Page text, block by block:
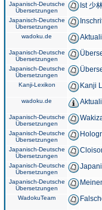
Japanisch-Deutsche
Übersetzungen
Ist 少
Japanisch-Deutsche
Übersetzungen
wadoku.de
Japanisch-Deutsche
Übersetzungen
Japanisch-Deutsche
Übersetzungen
Kanji-Lexikon Kanji
wadoku.de
Japanisch-Deutsche
Übersetzungen
Japanisch-Deutsche
Übersetzungen
Japanisch-Deutsche
Übersetzungen
Japanisch-Deutsche
Übersetzungen
Japanisch-Deutsche
Übersetzungen
WadokuTeam